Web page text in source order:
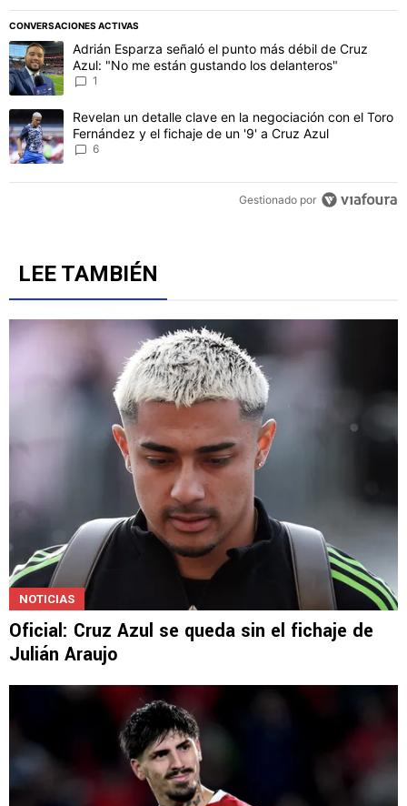
CONVERSACIONES ACTIVAS
Este listado muestra los artículos con más comentarios en los
Un artículo de tendencia con el título "Adrián Esparza señaló el
Adrián Esparza señaló el punto más débil de Cruz
Azul: "No me están gustando los delanteros"
1
Un artículo de tendencia con el título "Revelan un detalle clave
Revelan un detalle clave en la negociación con el Toro
Fernández y el fichaje de un '9' a Cruz Azul
6
Gestionado por
LEE TAMBIÉN
NOTICIAS
Oficial: Cruz Azul se queda sin el fichaje de
Julián Araujo